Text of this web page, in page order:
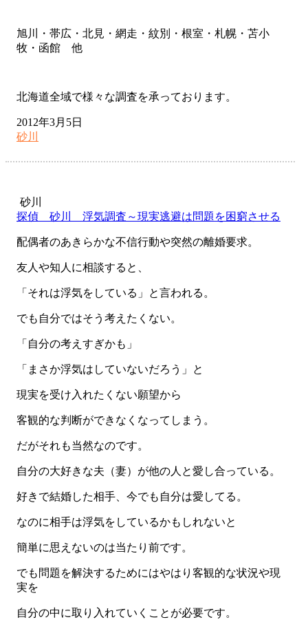
旭川・帯広・北見・網走・紋別・根室・札幌・苫小
牧・函館 他
北海道全域で様々な調査を承っております。
2012年3月5日
砂川
砂川
探偵 砂川 浮気調査～現実逃避は問題を困窮させる
配偶者のあきらかな不信行動や突然の離婚要求。
友人や知人に相談すると、
「それは浮気をしている」と言われる。
でも自分ではそう考えたくない。
「自分の考えすぎかも」
「まさか浮気はしていないだろう」と
現実を受け入れたくない願望から
客観的な判断ができなくなってしまう。
だがそれも当然なのです。
自分の大好きな夫（妻）が他の人と愛し合っている。
好きで結婚した相手、今でも自分は愛してる。
なのに相手は浮気をしているかもしれないと
簡単に思えないのは当たり前です。
でも問題を解決するためにはやはり客観的な状況や現
実を
自分の中に取り入れていくことが必要です。